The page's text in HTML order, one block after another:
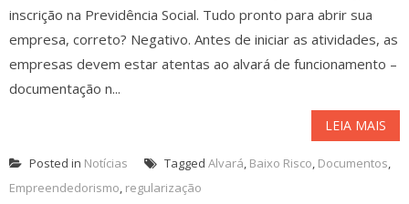
inscrição na Previdência Social. Tudo pronto para abrir sua
empresa, correto? Negativo. Antes de iniciar as atividades, as
empresas devem estar atentas ao alvará de funcionamento –
documentação n...
LEIA MAIS
Posted in Notícias Tagged Alvará, Baixo Risco, Documentos,
Empreendedorismo, regularização